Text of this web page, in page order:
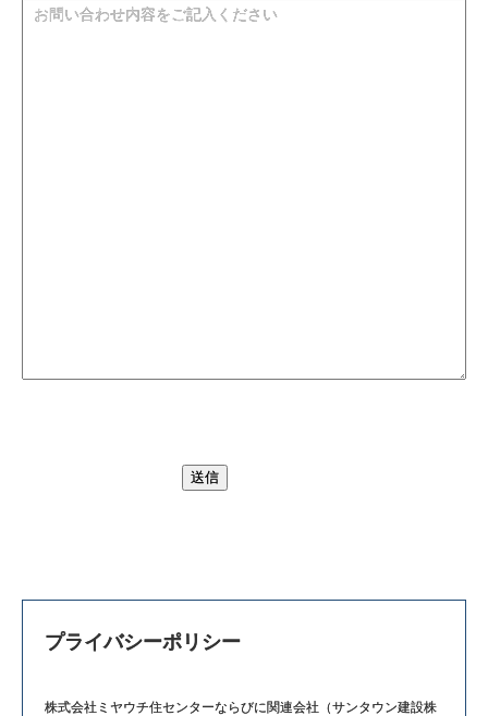
プライバシーポリシー
株式会社ミヤウチ住センターならびに関連会社（サンタウン建設株